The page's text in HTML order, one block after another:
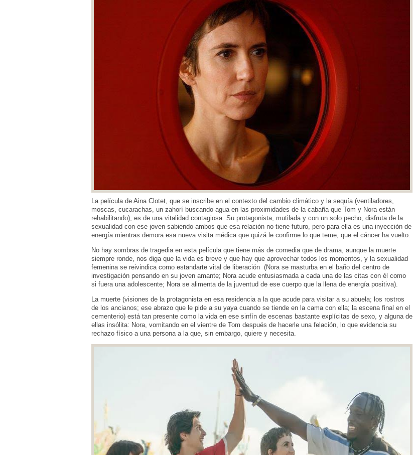
La película de Aina Clotet, que se inscribe en el contexto del cambio climático y la sequía (ventiladores,
moscas, cucarachas, un zahorí buscando agua en las proximidades de la cabaña que Tom y Nora están
rehabilitando), es de una vitalidad contagiosa. Su protagonista, mutilada y con un solo pecho, disfruta de la
sexualidad con ese joven sabiendo ambos que esa relación no tiene futuro, pero para ella es una inyección de
energía mientras demora esa nueva visita médica que quizá le confirme lo que teme, que el cáncer ha vuelto.
No hay sombras de tragedia en esta película que tiene más de comedia que de drama, aunque la muerte
siempre ronde, nos diga que la vida es breve y que hay que aprovechar todos los momentos, y la sexualidad
femenina se reivindica como estandarte vital de liberación (Nora se masturba en el baño del centro de
investigación pensando en su joven amante; Nora acude entusiasmada a cada una de las citas con él como
si fuera una adolescente; Nora se alimenta de la juventud de ese cuerpo que la llena de energía positiva).
La muerte (visiones de la protagonista en esa residencia a la que acude para visitar a su abuela; los rostros
de los ancianos; ese abrazo que le pide a su yaya cuando se tiende en la cama con ella; la escena final en el
cementerio) está tan presente como la vida en ese sinfín de escenas bastante explícitas de sexo, y alguna de
ellas insólita: Nora, vomitando en el vientre de Tom después de hacerle una felación, lo que evidencia su
rechazo físico a una persona a la que, sin embargo, quiere y necesita.